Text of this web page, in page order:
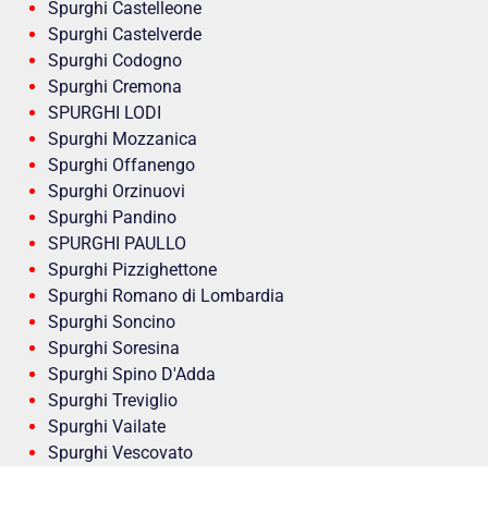
Spurghi Castelleone
Spurghi Castelverde
Spurghi Codogno
Spurghi Cremona
SPURGHI LODI
Spurghi Mozzanica
Spurghi Offanengo
Spurghi Orzinuovi
Spurghi Pandino
SPURGHI PAULLO
Spurghi Pizzighettone
Spurghi Romano di Lombardia
Spurghi Soncino
Spurghi Soresina
Spurghi Spino D'Adda
Spurghi Treviglio
Spurghi Vailate
Spurghi Vescovato